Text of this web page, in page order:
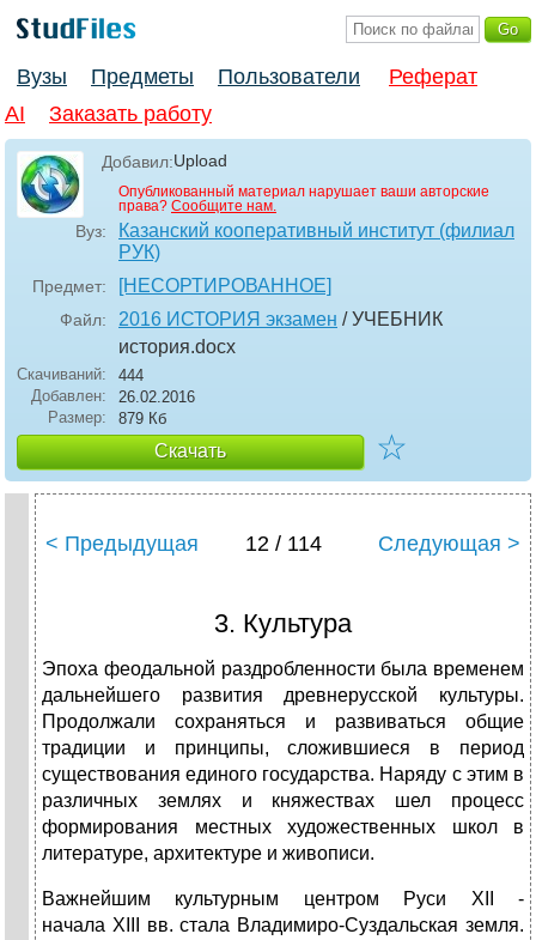
Вузы Предметы Пользователи
Реферат
AI
Заказать работу
Добавил:Upload
Опубликованный материал нарушает ваши авторские
права? Сообщите нам.
Вуз:
Казанский кооперативный институт (филиал
РУК)
Предмет: [НЕСОРТИРОВАННОЕ]
Файл: 2016 ИСТОРИЯ экзамен / УЧЕБНИК
история.docx
Скачиваний:
444
Добавлен:
26.02.2016
Размер:
879 Кб
Скачать ☆
< Предыдущая 12 / 114 Следующая >
3. Культура
Эпоха феодальной раздробленности была временем
дальнейшего развития древнерусской культуры.
Продолжали сохраняться и развиваться общие
традиции и принципы, сложившиеся в период
существования единого государства. Наряду с этим в
различных землях и княжествах шел процесс
формирования местных художественных школ в
литературе, архитектуре и живописи.
Важнейшим культурным центром Руси XII -
начала XIII вв. стала Владимиро-Суздальская земля.